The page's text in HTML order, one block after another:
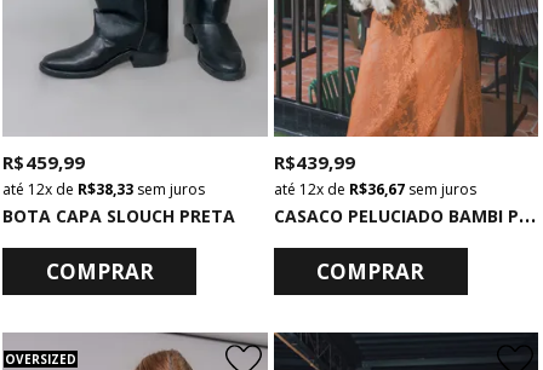
BOTA CAPA SLOUCH PRETA
R$ 459,99
12x de R$ 38,33 sem juros
COMPRAR
C
ASACO PELUCIADO BAMBI PRINT
R$ 439,99
12xde R$ 36,67sem juros
COMPRAR
OVERSIZED